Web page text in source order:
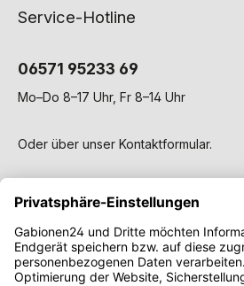
Service-Hotline
06571 95233 69
Mo–Do 8–17 Uhr, Fr 8–14 Uhr
Oder über unser Kontaktformular.
Service
Gabionen